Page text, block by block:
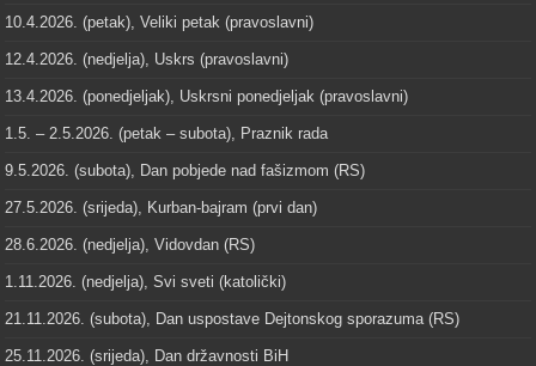
10.4.2026. (petak), Veliki petak (pravoslavni)
12.4.2026. (nedjelja), Uskrs (pravoslavni)
13.4.2026. (ponedjeljak), Uskrsni ponedjeljak (pravoslavni)
1.5. – 2.5.2026. (petak – subota), Praznik rada
9.5.2026. (subota), Dan pobjede nad fašizmom (RS)
27.5.2026. (srijeda), Kurban-bajram (prvi dan)
28.6.2026. (nedjelja), Vidovdan (RS)
1.11.2026. (nedjelja), Svi sveti (katolički)
21.11.2026. (subota), Dan uspostave Dejtonskog sporazuma (RS)
25.11.2026. (srijeda), Dan državnosti BiH